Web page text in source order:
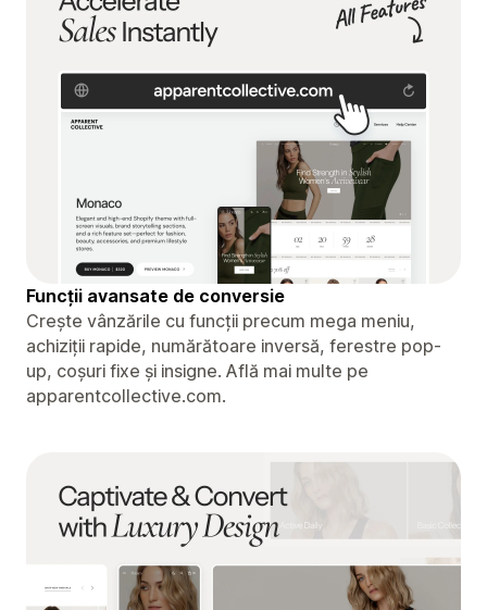
Funcții avansate de conversie
Crește vânzările cu funcții precum mega meniu,
achiziții rapide, numărătoare inversă, ferestre pop-
up, coșuri fixe și insigne. Află mai multe pe
apparentcollective.com.